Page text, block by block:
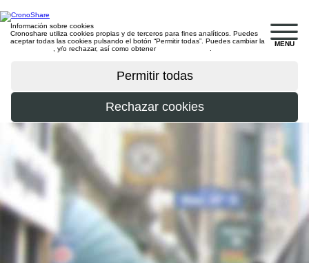
MENU
Información sobre cookies
Cronoshare utiliza cookies propias y de terceros para fines analíticos. Puedes
aceptar todas las cookies pulsando el botón “Permitir todas”. Puedes cambiar la
, y/o rechazar, así como obtener